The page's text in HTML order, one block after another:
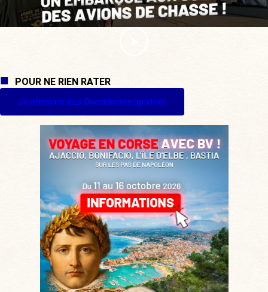
POUR NE RIEN RATER
Je m'inscris à La Quotidienne (gratuit)